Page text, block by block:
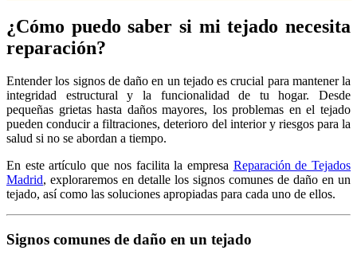
¿Cómo puedo saber si mi tejado necesita
reparación?
Entender los signos de daño en un tejado es crucial para mantener la
integridad estructural y la funcionalidad de tu hogar. Desde
pequeñas grietas hasta daños mayores, los problemas en el tejado
pueden conducir a filtraciones, deterioro del interior y riesgos para la
salud si no se abordan a tiempo.
En este artículo que nos facilita la empresa Reparación de Tejados
Madrid, exploraremos en detalle los signos comunes de daño en un
tejado, así como las soluciones apropiadas para cada uno de ellos.
Signos comunes de daño en un tejado